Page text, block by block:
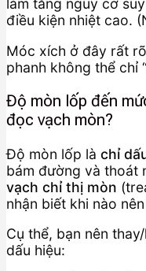
làm tăng nguy cơ
điều kiện nhiệt cao.
Móc xích ở đây rất
phanh không thể chỉ
Độ mòn lốp đến
đọc vạch mòn?
Độ mòn lốp là chỉ
bám đường và thoát
vạch chỉ thị mòn
nhận biết khi nào
Cụ thể, bạn nên
dấu hiệu: